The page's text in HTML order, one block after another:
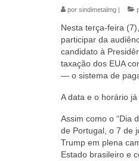
por sindimetalmg |
Nesta terça-feira
participar da
candidato à
taxação dos EUA
— o sistema de
A data e o horário
Assim como o “Dia
de Portugal, o 7 de
Trump em plena
Estado brasileiro e